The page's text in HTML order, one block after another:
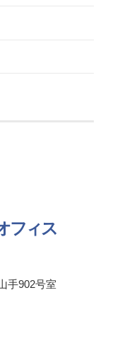
フィス
手902号室